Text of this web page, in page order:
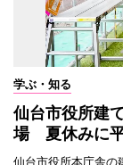
学ぶ・知る
仙台市役所建
場 夏休みに
仙台市役所本庁舎の